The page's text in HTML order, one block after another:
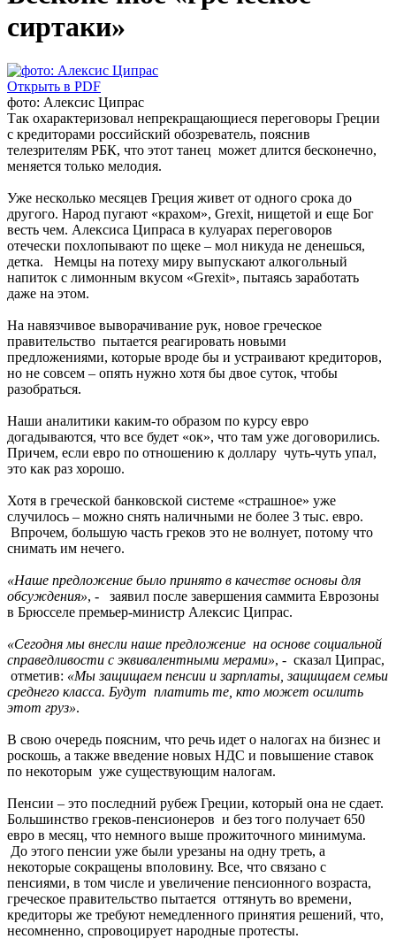
сиртаки»
Открыть в PDF
фото: Алексис Ципрас
Так охарактеризовал непрекращающиеся переговоры Греции
с кредиторами российский обозреватель, пояснив
телезрителям РБК, что этот танец может длится бесконечно,
меняется только мелодия.
Уже несколько месяцев Греция живет от одного срока до
другого. Народ пугают «крахом», Grexit, нищетой и еще Бог
весть чем. Алексиса Ципраса в кулуарах переговоров
отечески похлопывают по щеке – мол никуда не денешься,
детка. Немцы на потеху миру выпускают алкогольный
напиток с лимонным вкусом «Grexit», пытаясь заработать
даже на этом.
На навязчивое выворачивание рук, новое греческое
правительство пытается реагировать новыми
предложениями, которые вроде бы и устраивают кредиторов,
но не совсем – опять нужно хотя бы двое суток, чтобы
разобраться.
Наши аналитики каким-то образом по курсу евро
догадываются, что все будет «ок», что там уже договорились.
Причем, если евро по отношению к доллару чуть-чуть упал,
это как раз хорошо.
Хотя в греческой банковской системе «страшное» уже
случилось – можно снять наличными не более 3 тыс. евро.
Впрочем, большую часть греков это не волнует, потому что
снимать им нечего.
«Наше предложение было принято в качестве основы для
обсуждения», - заявил после завершения саммита Еврозоны
в Брюсселе премьер-министр Алексис Ципрас.
«Сегодня мы внесли наше предложение на основе социальной
справедливости с эквивалентными мерами», - сказал Ципрас,
отметив: «Мы защищаем пенсии и зарплаты, защищаем семьи
среднего класса. Будут платить те, кто может осилить
этот груз».
В свою очередь поясним, что речь идет о налогах на бизнес и
роскошь, а также введение новых НДС и повышение ставок
по некоторым уже существующим налогам.
Пенсии – это последний рубеж Греции, который она не сдает.
Большинство греков-пенсионеров и без того получает 650
евро в месяц, что немного выше прожиточного минимума.
До этого пенсии уже были урезаны на одну треть, а
некоторые сокращены вполовину. Все, что связано с
пенсиями, в том числе и увеличение пенсионного возраста,
греческое правительство пытается оттянуть во времени,
кредиторы же требуют немедленного принятия решений, что,
несомненно, спровоцирует народные протесты.